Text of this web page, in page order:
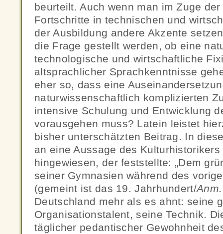
beurteilt. Auch wenn man im Zuge
Fortschritte in technischen und
der Ausbildung andere Akzente
die Frage gestellt werden, ob eine
technologische und wirtschaftliche
altsprachlicher Sprachkenntnisse
eher so, dass eine
naturwissenschaftlich komplizierten
intensive Schulung und Entwicklung
vorausgehen muss? Latein leistet
bisher unterschätzten Beitrag. In
an eine Aussage des
hingewiesen, der feststellte: „Dem
seiner Gymnasien während des
(gemeint ist das 19. Jahrhundert/
Deutschland mehr als es ahnt: seine
Organisationstalent, seine Technik.
täglicher pedantischer Gewohnheit